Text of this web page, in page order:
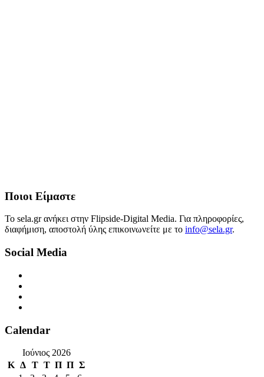
Ποιοι Είμαστε
Το sela.gr ανήκει στην Flipside-Digital Media. Για πληροφορίες,
διαφήμιση, αποστολή ύλης επικοινωνείτε με το info@sela.gr.
Social Media
Calendar
Ιούνιος 2026
Κ Δ Τ Τ Π Π Σ